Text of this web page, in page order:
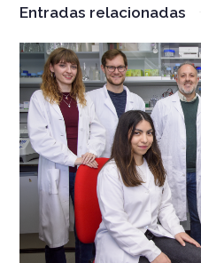
Entradas relacionadas